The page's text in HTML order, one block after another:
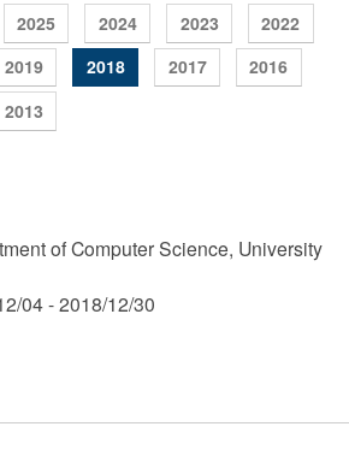
2025 2024 2023
2022
2019 2018 2017
2016
2013
of Computer Science, University
04 - 2018/12/30